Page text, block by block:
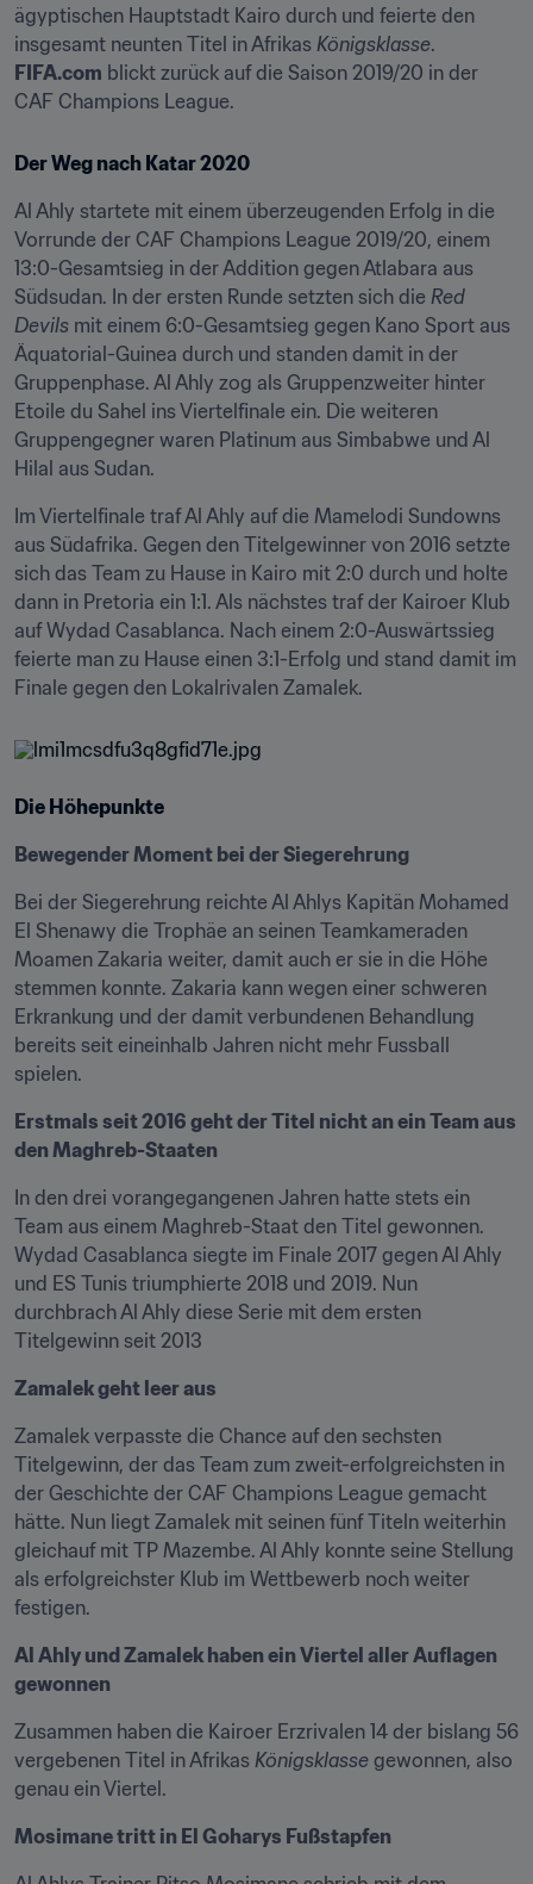
ägyptischen Hauptstadt Kairo durch und feierte den
insgesamt neunten Titel in Afrikas Königsklasse
FIFA.com blickt zurück auf die Saison 2019/20 in der
CAF Champions League.
Der Weg nach Katar 2020
Al Ahly startete mit einem überzeugenden Erfolg in die
Vorrunde der CAF Champions League 2019/20, einem
13:0-Gesamtsieg in der Addition gegen Atlabara aus
Südsudan. In der ersten Runde setzten sich die Red
Devils mit einem 6:0-Gesamtsieg gegen Kano Sport aus
Äquatorial-Guinea durch und standen damit in der
Gruppenphase. Al Ahly zog als Gruppenzweiter hinter
Etoile du Sahel ins Viertelfinale ein. Die weiteren
Gruppengegner waren Platinum aus Simbabwe und Al
Hilal aus Sudan.
Im Viertelfinale traf Al Ahly auf die Mamelodi Sundowns
aus Südafrika. Gegen den Titelgewinner von 2016 setzte
sich das Team zu Hause in Kairo mit 2:0 durch und holte
dann in Pretoria ein 1:1. Als nächstes traf der Kairoer Klub
auf Wydad Casablanca. Nach einem 2:0-Auswärtssieg
feierte man zu Hause einen 3:1-Erfolg und stand damit im
Finale gegen den Lokalrivalen Zamalek.
Die Höhepunkte
Bewegender Moment bei der Siegerehrung
Bei der Siegerehrung reichte Al Ahlys Kapitän Mohamed
El Shenawy die Trophäe an seinen Teamkameraden
Moamen Zakaria weiter, damit auch er sie in die Höhe
stemmen konnte. Zakaria kann wegen einer schweren
Erkrankung und der damit verbundenen Behandlung
bereits seit eineinhalb Jahren nicht mehr Fussball
spielen.
Erstmals seit 2016 geht der Titel nicht an ein Team aus
den Maghreb-Staaten
In den drei vorangegangenen Jahren hatte stets ein
Team aus einem Maghreb-Staat den Titel gewonnen.
Wydad Casablanca siegte im Finale 2017 gegen Al Ahly
und ES Tunis triumphierte 2018 und 2019. Nun
durchbrach Al Ahly diese Serie mit dem ersten
Titelgewinn seit 2013
Zamalek geht leer aus
Zamalek verpasste die Chance auf den sechsten
Titelgewinn, der das Team zum zweit-erfolgreichsten in
der Geschichte der CAF Champions League gemacht
hätte. Nun liegt Zamalek mit seinen fünf Titeln weiterhin
gleichauf mit TP Mazembe. Al Ahly konnte seine Stellung
als erfolgreichster Klub im Wettbewerb noch weiter
festigen.
Al Ahly und Zamalek haben ein Viertel aller Auflagen
gewonnen
Zusammen haben die Kairoer Erzrivalen 14 der bislang 56
vergebenen Titel in Afrikas Königsklasse gewonnen, also
genau ein Viertel.
Mosimane tritt in El Goharys Fußstapfen